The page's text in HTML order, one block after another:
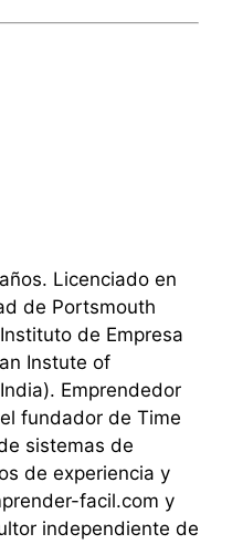
Licenciado en
de Portsmouth
de Empresa
Instute of
Emprendedor
fundador de Time
sistemas de
de experiencia y
facil.com y
independiente de